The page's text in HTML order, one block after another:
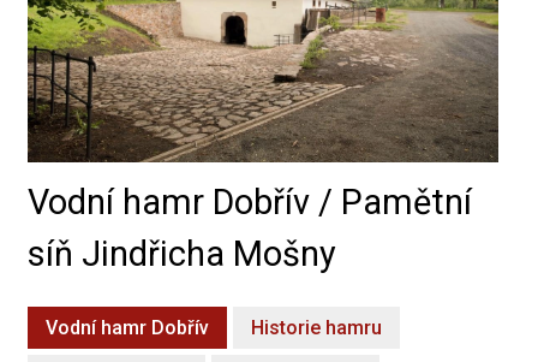
Vodní hamr Dobřív / Pamětní
síň Jindřicha Mošny
Vodní hamr Dobřív Historie hamru